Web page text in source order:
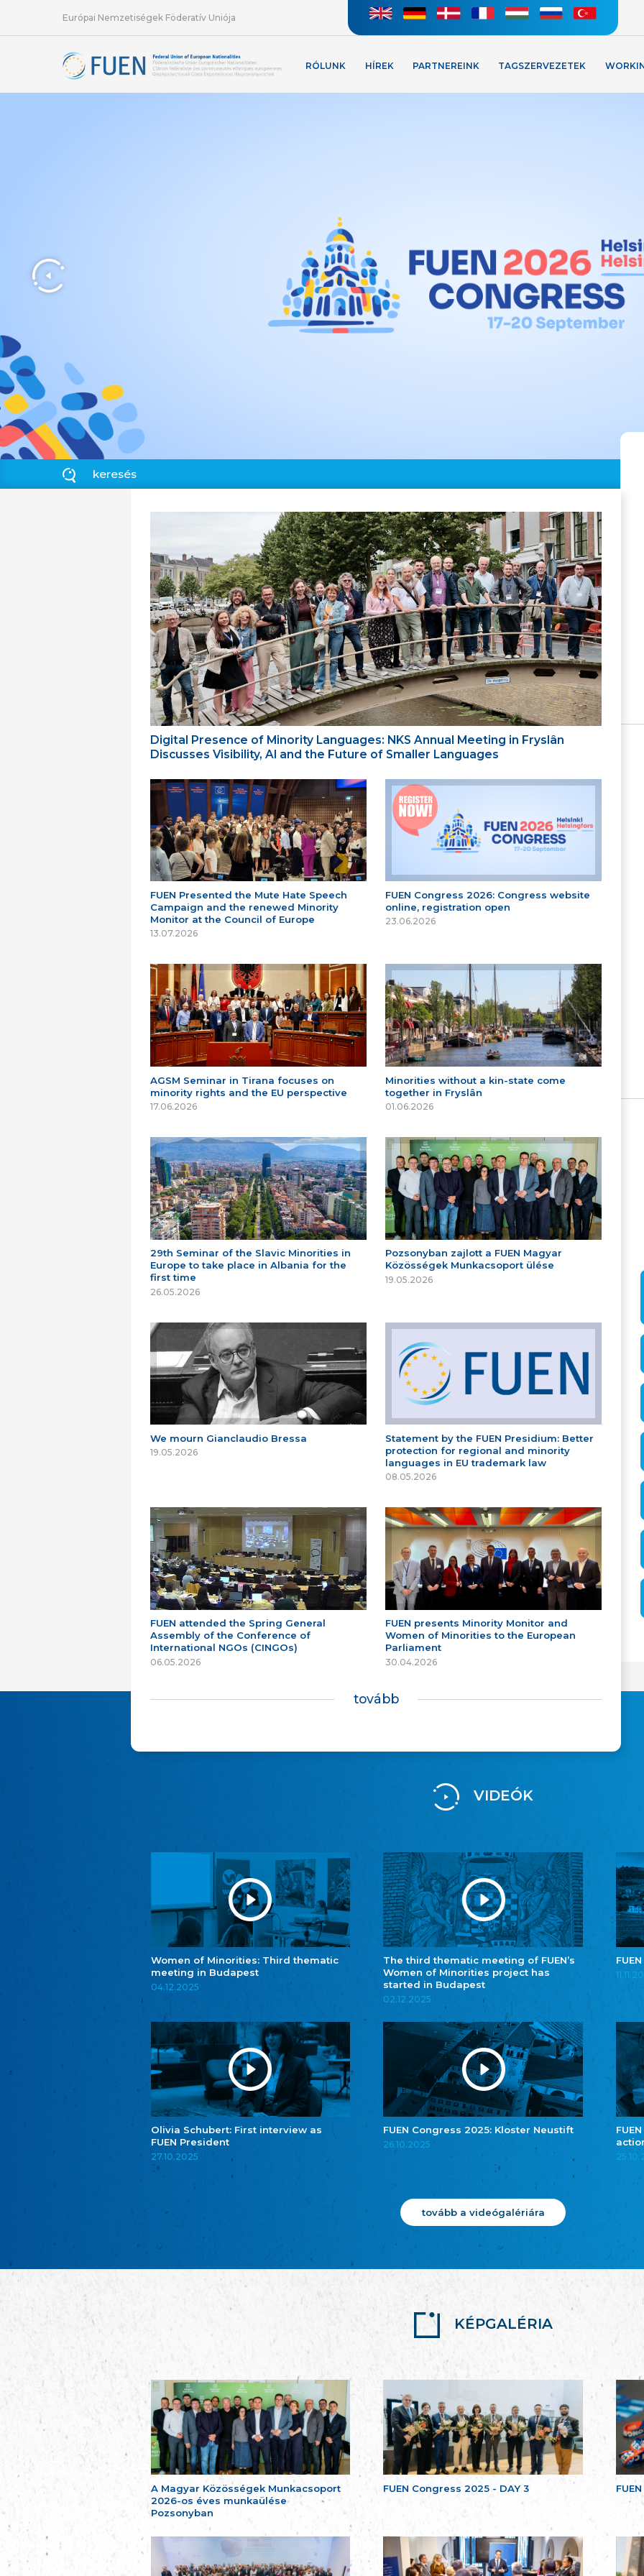
Európai Nemzetiségek Föderatív Uniója
RÓLUNK HÍREK PARTNEREINK TAGSZERVEZETEK
Digital Presence of Minority Languages: NKS Annual Meeting in Fryslân
Discusses Visibility, AI and the Future of Smaller Languages
FUEN Presented the Mute Hate Speech
Campaign and the renewed Minority
Monitor at the Council of Europe
13.07.2026
FUEN Congress 2026: Congress website
online, registration open
23.06.2026
AGSM Seminar in Tirana focuses on
minority rights and the EU perspective
17.06.2026
Minorities without a kin-state come
together in Fryslân
01.06.2026
29th Seminar of the Slavic Minorities in
Europe to take place in Albania for the
first time
26.05.2026
Pozsonyban zajlott a FUEN Magyar
Közösségek Munkacsoport ülése
19.05.2026
We mourn Gianclaudio Bressa
19.05.2026
Statement by the FUEN Presidium: Better
protection for regional and minority
languages in EU trademark law
08.05.2026
FUEN attended the Spring General
Assembly of the Conference of
International NGOs (CINGOs)
06.05.2026
FUEN presents Minority Monitor and
Women of Minorities to the European
Parliament
30.04.2026
tovább
VIDEÓK
Women of Minorities: Third thematic
meeting in Budapest
04.12.2025
The third thematic meeting of FUEN’s
Women of Minorities project has
started in Budapest
02.12.2025
Olivia Schubert: First interview as
FUEN President
27.10.2025
FUEN Congress 2025: Kloster Neustift
26.10.2025
tovább a videógalériára
KÉPGALÉRIA
A Magyar Közösségek Munkacsoport
2026-os éves munkaülése
Pozsonyban
FUEN Congress 2025 - DAY 3